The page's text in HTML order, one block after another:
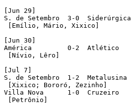
[Jun 29]
S. de Setembro  3-0  Siderúrgica
[Emílio, Mário, Xixico]
[Jun 30]
América  	0-2  Atlético
[Nívio, Lêro]
[Jul 7]
S. de Setembro  1-2  Metalusina
[Xixico; Bororó, Zezinho]
Villa Nova  	1-0  Cruzeiro
[Petrônio]